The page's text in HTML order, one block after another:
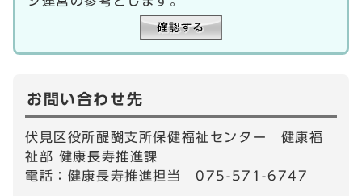
お問い合わせ先
伏見区役所醍醐支所保健福祉センター 健康福
祉部 健康長寿推進課
電話：健康長寿推進担当 075-571-6747